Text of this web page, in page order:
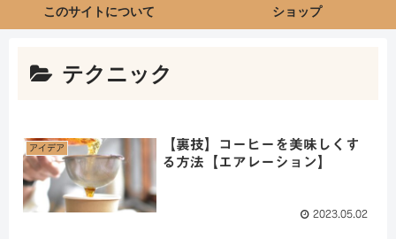
このサイトについて ショップ
テクニック
アイデア
【裏技】コーヒーを美味しくす
る方法【エアレーション】
2023.05.02